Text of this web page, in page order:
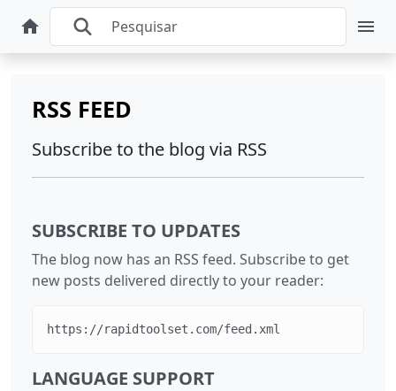
RSS FEED
Subscribe to the blog via RSS
SUBSCRIBE TO UPDATES
The blog now has an RSS feed. Subscribe to get
new posts delivered directly to your reader:
https://rapidtoolset.com/feed.xml
LANGUAGE SUPPORT